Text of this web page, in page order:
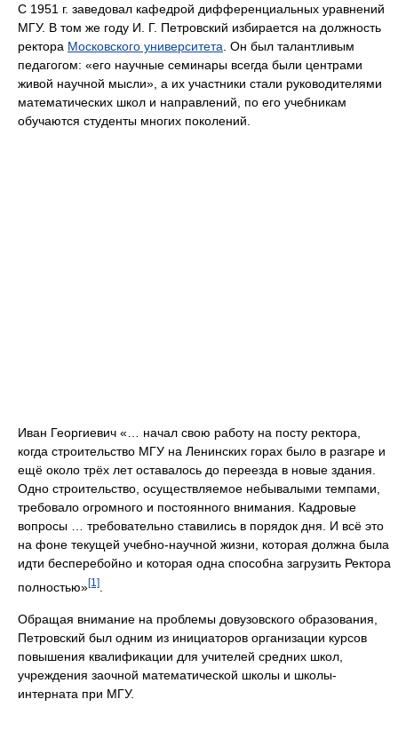
С 1951 г. заведовал кафедрой дифференциальных уравнений
МГУ. В том же году И. Г. Петровский избирается на должность
ректора Московского университета . Он был талантливым
педагогом: «его научные семинары всегда были центрами
живой научной мысли», а их участники стали руководителями
математических школ и направлений, по его учебникам
обучаются студенты многих поколений.
Иван Георгиевич «… начал свою работу на посту ректора,
когда строительство МГУ на Ленинских горах было в разгаре и
ещё около трёх лет оставалось до переезда в новые здания.
Одно строительство, осуществляемое небывалыми темпами,
требовало огромного и постоянного внимания. Кадровые
вопросы … требовательно ставились в порядок дня. И всё это
на фоне текущей учебно-научной жизни, которая должна была
идти бесперебойно и которая одна способна загрузить Ректора
полностью»[1]
Обращая внимание на проблемы довузовского образования,
Петровский был одним из инициаторов организации курсов
повышения квалификации для учителей средних школ,
учреждения заочной математической школы и школы-
интерната при МГУ.